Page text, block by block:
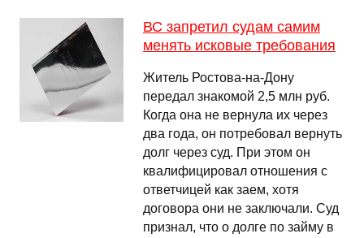
ВС запретил судам самим
менять исковые требования
Житель Ростова-на-Дону
передал знакомой 2,5 млн руб.
Когда она не вернула их через
два года, он потребовал вернуть
долг через суд. При этом он
квалифицировал отношения с
ответчицей как заем, хотя
договора они не заключали. Суд
признал, что о долге по займу в